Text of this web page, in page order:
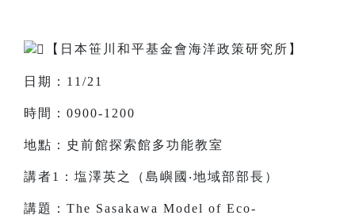
【日本笹川和平基金會海洋政策研究所】
日期：11/21
時間：0900-1200
地點：史前館探索館多功能教室
講者1：塩澤英之（島嶼國‧地域部部長）
講題：The Sasakawa Model of Eco-